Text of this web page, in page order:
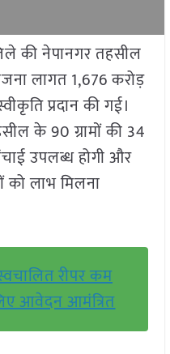
की नेपानगर तहसील
लागत 1,676 करोड़
प्रदान की गई।
के 90 ग्रामों की 34
उपलब्ध होगी और
को लाभ मिलना
रीपर कम
आवेदन आमंत्रित